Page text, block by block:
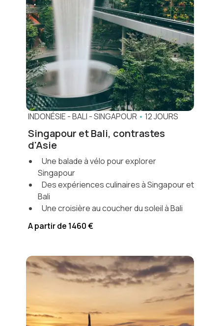
INDONÉSIE -BALI -SINGAPOUR • 12 JOURS
Singapour et Bali, contrastes
d'Asie
Une balade à vélo pour explorer
Singapour
Des expériences culinaires à Singapour et
Bali
Une croisière au coucher du soleil à Bali
A partir de 1460 €